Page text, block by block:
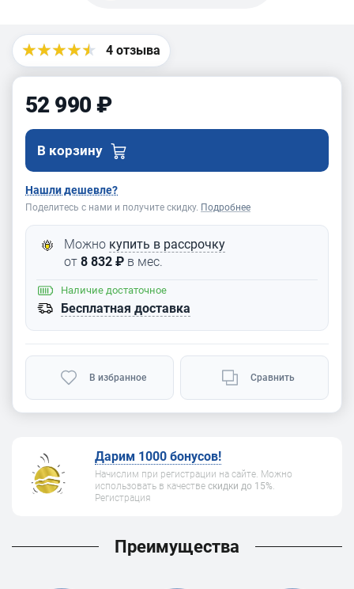
Работа на
станке БЕЛМАШ
П1500
4 отзыва
52 990 ₽
В корзину
Нашли дешевле?
Поделитесь с нами и получите скидку. Подробнее
Можно купить в рассрочку
от 8 832 ₽ в мес.
Наличие достаточное
Бесплатная доставка
В избранное Сравнить
Дарим 1000 бонусов!
Начислим при регистрации на сайте. Можно
использовать в качестве скидки до 15%.
Регистрация
Преимущества